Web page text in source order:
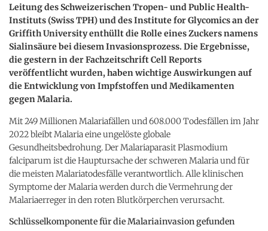
Leitung des Schweizerischen Tropen- und Public Health-
Instituts (Swiss TPH) und des Institute for Glycomics an der
Griffith University enthüllt die Rolle eines Zuckers namens
Sialinsäure bei diesem Invasionsprozess. Die Ergebnisse,
die gestern in der Fachzeitschrift Cell Reports
veröffentlicht wurden, haben wichtige Auswirkungen auf
die Entwicklung von Impfstoffen und Medikamenten
gegen Malaria.
Mit 249 Millionen Malariafällen und 608.000 Todesfällen im Jahr
2022 bleibt Malaria eine ungelöste globale
Gesundheitsbedrohung. Der Malariaparasit Plasmodium
falciparum ist die Hauptursache der schweren Malaria und für
die meisten Malariatodesfälle verantwortlich. Alle klinischen
Symptome der Malaria werden durch die Vermehrung der
Malariaerreger in den roten Blutkörperchen verursacht.
Schlüsselkomponente für die Malariainvasion gefunden